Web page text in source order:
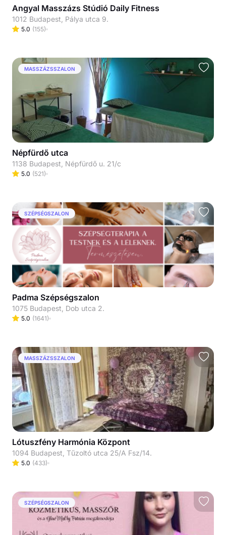
Angyal Masszázs Stúdió Daily Fitness
1012 Budapest, Pálya utca 9.
5.0 (155)
MASSZÁZSSZALON
Népfürdő utca
1138 Budapest, Népfürdő u. 21/c
5.0 (521)
SZÉPSÉGSZALON
Padma Szépségszalon
1075 Budapest, Dob utca 2.
5.0 (1641)
MASSZÁZSSZALON
Lótuszfény Harmónia Központ
1094 Budapest, Tűzoltó utca 25/A Fsz/14.
5.0 (433)
SZÉPSÉGSZALON